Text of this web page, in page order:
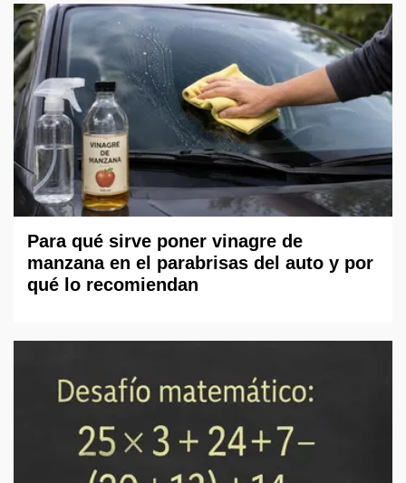
Para qué sirve poner vinagre de
manzana en el parabrisas del auto y por
qué lo recomiendan